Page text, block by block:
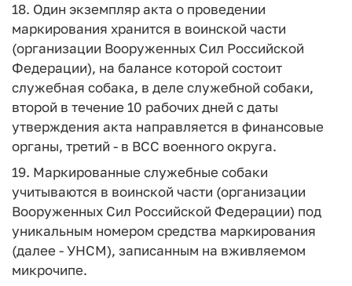
18. Один экземпляр акта о проведении
маркирования хранится в воинской части
(организации Вооруженных Сил Российской
Федерации), на балансе которой состоит
служебная собака, в деле служебной собаки,
второй в течение 10 рабочих дней с даты
утверждения акта направляется в финансовые
органы, третий - в ВСС военного округа.
19. Маркированные служебные собаки
учитываются в воинской части (организации
Вооруженных Сил Российской Федерации) под
уникальным номером средства маркирования
(далее - УНСМ), записанным на вживляемом
микрочипе.